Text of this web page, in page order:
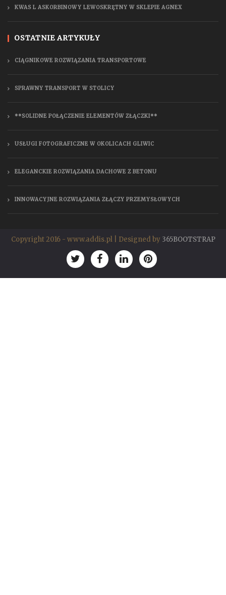
KWAS L ASKORBINOWY LEWOSKRĘTNY W SKLEPIE AGNEX
OSTATNIE ARTYKUŁY
CIĄGNIKOWE ROZWIĄZANIA TRANSPORTOWE
SPRAWNY TRANSPORT W STOLICY
**SOLIDNE POŁĄCZENIE ELEMENTÓW ZŁĄCZKI**
USŁUGI FOTOGRAFICZNE W OKOLICACH GLIWIC
ELEGANCKIE ROZWIĄZANIA DACHOWE Z BETONU
INNOWACYJNE ROZWIĄZANIA ZŁĄCZY PRZEMYSŁOWYCH
Copyright 2016 - www.addis.pl | Designed by 365BOOTSTRAP